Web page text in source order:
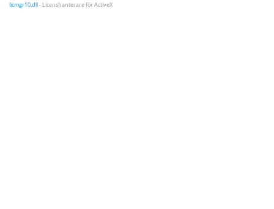
licmgr10.dll- Licenshanterare för ActiveX